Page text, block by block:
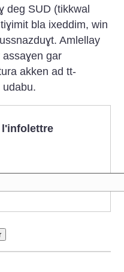
deg SUD (tikkwal
bla ixeddim, win
Amlellay
gar
akken ad tt-
l'infolettre